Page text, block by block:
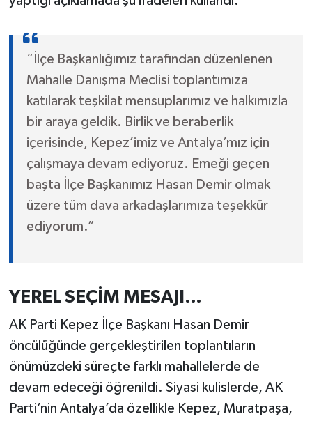
“İlçe Başkanlığımız tarafından düzenlenen
Mahalle Danışma Meclisi toplantımıza
katılarak teşkilat mensuplarımız ve halkımızla
bir araya geldik. Birlik ve beraberlik
içerisinde, Kepez’imiz ve Antalya’mız için
çalışmaya devam ediyoruz. Emeği geçen
başta İlçe Başkanımız Hasan Demir olmak
üzere tüm dava arkadaşlarımıza teşekkür
ediyorum.”
YEREL SEÇİM MESAJI…
AK Parti Kepez İlçe Başkanı Hasan Demir
öncülüğünde gerçekleştirilen toplantıların
önümüzdeki süreçte farklı mahallelerde de
devam edeceği öğrenildi. Siyasi kulislerde, AK
Parti’nin Antalya’da özellikle Kepez, Muratpaşa,